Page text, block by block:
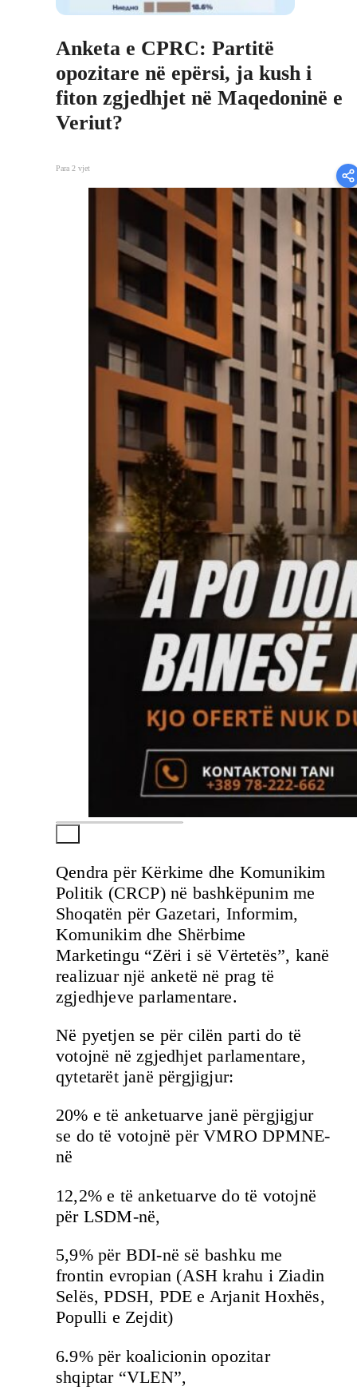
Anketa e CPRC: Partitë
opozitare në epërsi, ja kush i
fiton zgjedhjet në Maqedoninë e
Veriut?
Para 2 vjet
Qendra për Kërkime dhe Komunikim
Politik (CRCP) në bashkëpunim me
Shoqatën për Gazetari, Informim,
Komunikim dhe Shërbime
Marketingu “Zëri i së Vërtetës”, kanë
realizuar një anketë në prag të
zgjedhjeve parlamentare.
Në pyetjen se për cilën parti do të
votojnë në zgjedhjet parlamentare,
qytetarët janë përgjigjur:
20% e të anketuarve janë përgjigjur
se do të votojnë për VMRO DPMNE-
në
12,2% e të anketuarve do të votojnë
për LSDM-në,
5,9% për BDI-në së bashku me
frontin evropian (ASH krahu i Ziadin
Selës, PDSH, PDE e Arjanit Hoxhës,
Populli e Zejdit)
6.9% për koalicionin opozitar
shqiptar “VLEN”,